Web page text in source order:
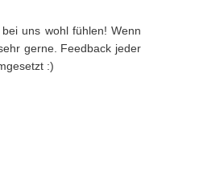
uns wohl fühlen! Wenn
gerne. Feedback jeder
:)